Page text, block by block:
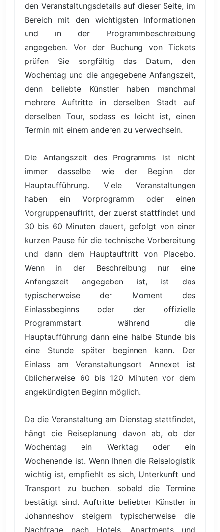
den Veranstaltungsdetails auf dieser Seite, im
Bereich mit den wichtigsten Informationen
und in der Programmbeschreibung
angegeben. Vor der Buchung von Tickets
prüfen Sie sorgfältig das Datum, den
Wochentag und die angegebene Anfangszeit,
denn beliebte Künstler haben manchmal
mehrere Auftritte in derselben Stadt auf
derselben Tour, sodass es leicht ist, einen
Termin mit einem anderen zu verwechseln.
Die Anfangszeit des Programms ist nicht
immer dasselbe wie der Beginn der
Hauptaufführung. Viele Veranstaltungen
haben ein Vorprogramm oder einen
Vorgruppenauftritt, der zuerst stattfindet und
30 bis 60 Minuten dauert, gefolgt von einer
kurzen Pause für die technische Vorbereitung
und dann dem Hauptauftritt von Placebo.
Wenn in der Beschreibung nur eine
Anfangszeit angegeben ist, ist das
typischerweise der Moment des
Einlassbeginns oder der offizielle
Programmstart, während die
Hauptaufführung dann eine halbe Stunde bis
eine Stunde später beginnen kann. Der
Einlass am Veranstaltungsort Annexet ist
üblicherweise 60 bis 120 Minuten vor dem
angekündigten Beginn möglich.
Da die Veranstaltung am Dienstag stattfindet,
hängt die Reiseplanung davon ab, ob der
Wochentag ein Werktag oder ein
Wochenende ist. Wenn Ihnen die Reiselogistik
wichtig ist, empfiehlt es sich, Unterkunft und
Transport zu buchen, sobald die Termine
bestätigt sind. Auftritte beliebter Künstler in
Johanneshov steigern typischerweise die
Nachfrage nach Hotels, Apartments und